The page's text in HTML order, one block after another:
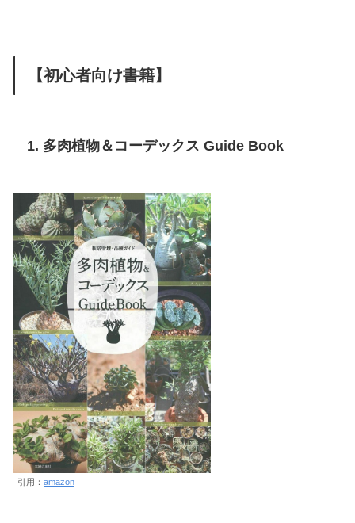
【初心者向け書籍】
1. 多肉植物＆コーデックス Guide Book
引用： amazon